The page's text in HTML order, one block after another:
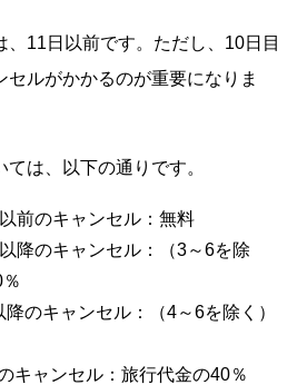
、11日以前です。ただし、10日目
セルがかかるのが重要になりま
は、以下の通りです。
前のキャンセル：無料
降のキャンセル：（3～6を除
のキャンセル：（4～6を除く）
キャンセル：旅行代金の40％